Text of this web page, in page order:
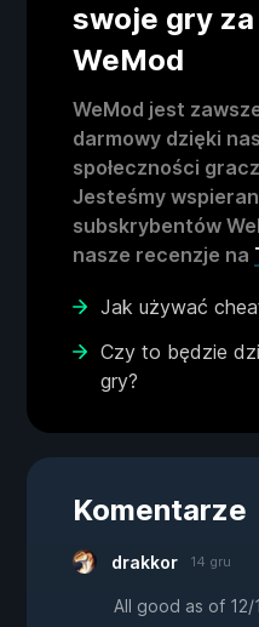
swoje gry
WeMod
WeMod jest
darmowy dzięki
społeczności
Jesteśmy
subskrybentów
nasze recenzje na
Jak używać
Czy to będzie
gry?
Komentarze
drakkor 14 gru
All good as of 12/